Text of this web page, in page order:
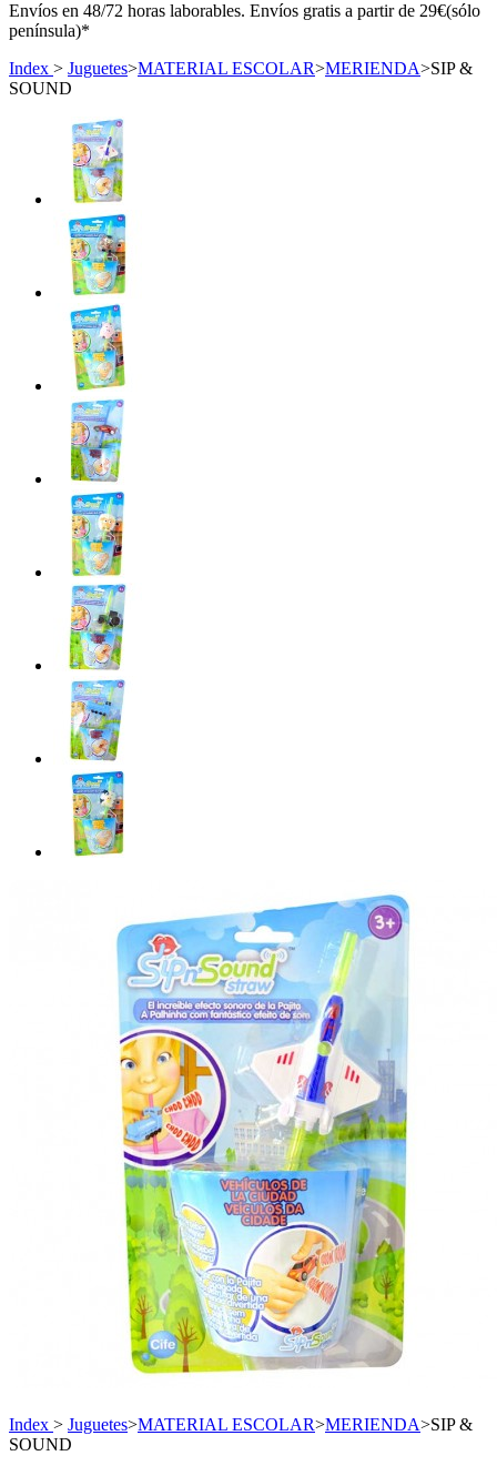
Envíos en 48/72 horas laborables. Envíos gratis a partir de 29€(sólo
península)*
Index > Juguetes>MATERIAL ESCOLAR>MERIENDA>SIP &
SOUND
Index > Juguetes>MATERIAL ESCOLAR>MERIENDA>SIP &
SOUND